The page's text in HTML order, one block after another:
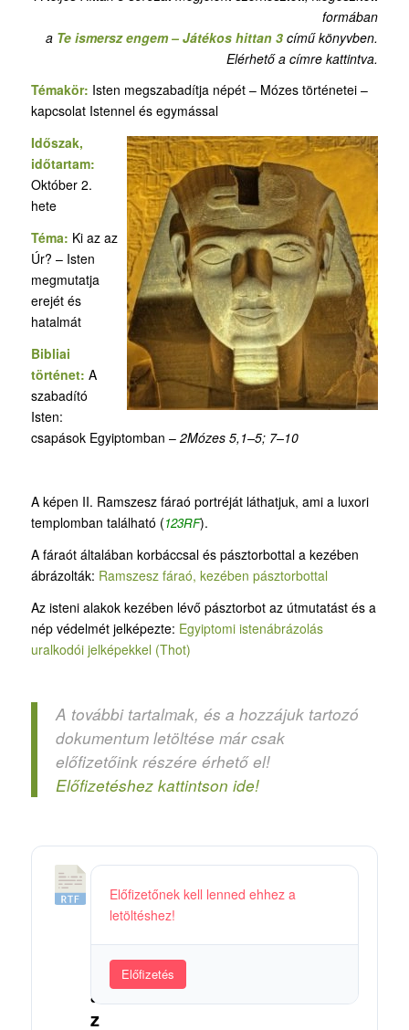
formában
a Te ismersz engem – Játékos hittan 3 című könyvben.
Elérhető a címre kattintva.
Témakör: Isten megszabadítja népét – Mózes történetei –
kapcsolat Istennel és egymással
Időszak,
időtartam:
Október 2.
hete
Téma: Ki az az
Úr? – Isten
megmutatja
erejét és
hatalmát
Bibliai
történet: A
szabadító
Isten:
csapások Egyiptomban – 2Mózes 5,1–5; 7–10
A képen II. Ramszesz fáraó portréját láthatjuk, ami a luxori
templomban található (123RF).
A fáraót általában korbáccsal és pásztorbottal a kezében
ábrázolták: Ramszesz fáraó, kezében pásztorbottal
Az isteni alakok kezében lévő pásztorbot az útmutatást és a
nép védelmét jelképezte: Egyiptomi istenábrázolás
uralkodói jelképekkel (Thot)
A további tartalmak, és a hozzájuk tartozó
dokumentum letöltése már csak
előfizetőink részére érhető el!
Előfizetéshez kattintson ide!
0
K
a
z
Előfizetőnek kell lenned ehhez a
letöltéshez!
Előfizetés